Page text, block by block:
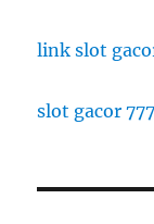
link slot
slot gacor 777